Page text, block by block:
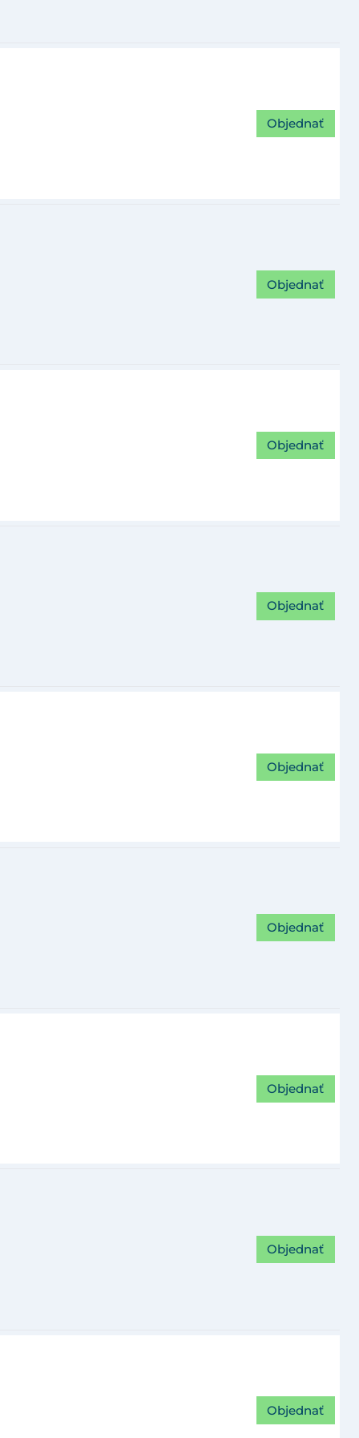
Objednať
Objednať
Objednať
Objednať
Objednať
Objednať
Objednať
Objednať
Objednať